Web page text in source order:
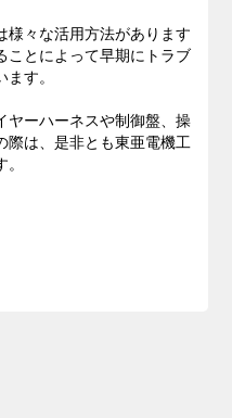
様々な活用方法があります
ことによって早期にトラブ
す。
ヤーハーネスや制御盤、操
際は、是非とも東亜電機工